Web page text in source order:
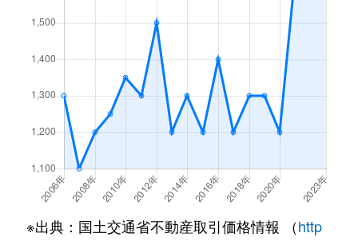
※出典：国土交通省不動産取引価格情報 （http